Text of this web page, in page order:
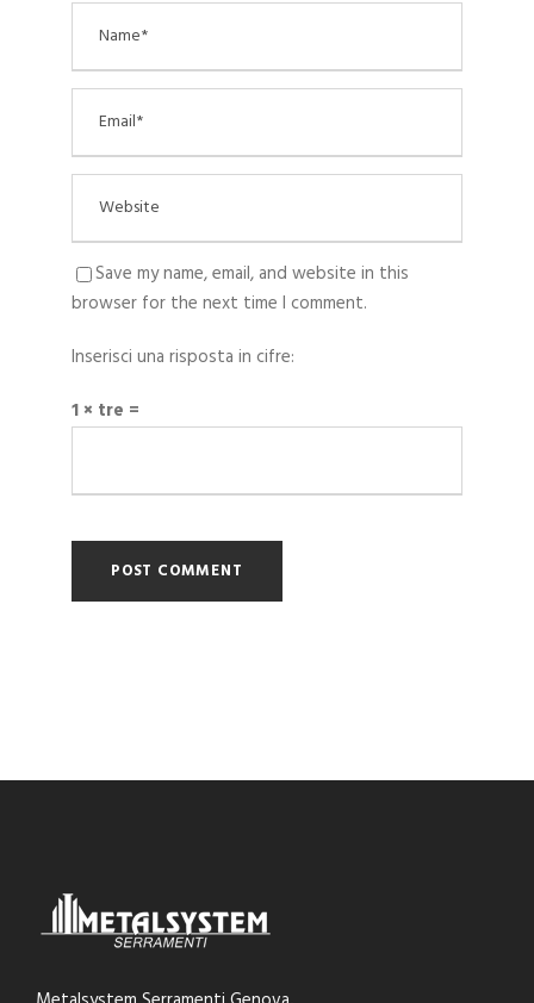
Save my name, email, and website in this
browser for the next time I comment.
Inserisci una risposta in cifre:
1 × tre =